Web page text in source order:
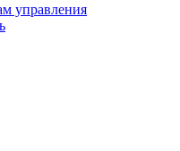
управления